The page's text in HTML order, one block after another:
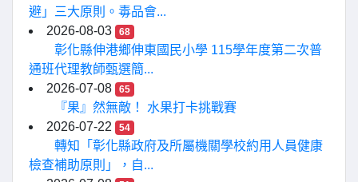
避」三大原則。毒品會...
2026-08-03
68
彰化縣伸港鄉伸東國民小學 115學年度第二次普
通班代理教師甄選簡...
2026-07-08
65
『果』然無敵！ 水果打卡挑戰賽
2026-07-22
54
轉知「彰化縣政府及所屬機關學校約用人員健康
檢查補助原則」，自...